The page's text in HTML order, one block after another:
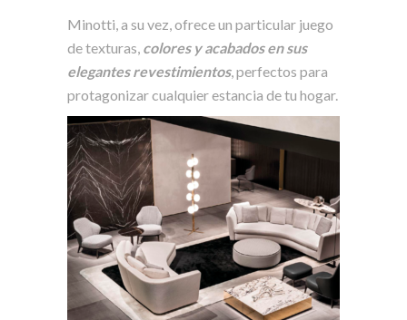
Minotti, a su vez, ofrece un particular juego
de texturas, colores y acabados en sus
elegantes revestimientos, perfectos para
protagonizar cualquier estancia de tu hogar.